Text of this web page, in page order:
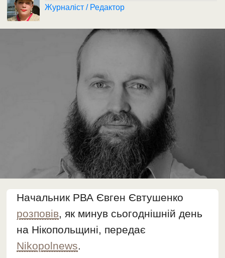
Журналіст / Редактор
Начальник РВА Євген Євтушенко
розповів, як минув сьогоднішній день
на Нікопольщині, передає
Nikopolnews.